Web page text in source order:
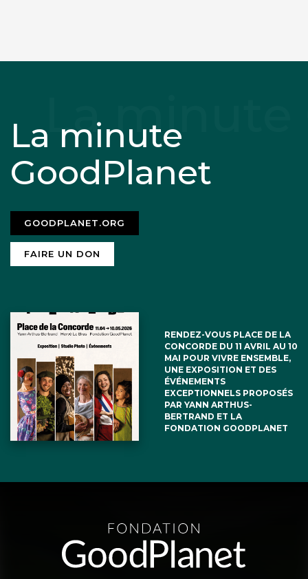
La minute
GoodPlanet
GOODPLANET.ORG
FAIRE UN DON
RENDEZ-VOUS PLACE DE LA
CONCORDE DU 11 AVRIL AU 10
MAI POUR VIVRE ENSEMBLE,
UNE EXPOSITION ET DES
ÉVÉNEMENTS
EXCEPTIONNELS PROPOSÉS
PAR YANN ARTHUS-
BERTRAND ET LA
FONDATION GOODPLANET